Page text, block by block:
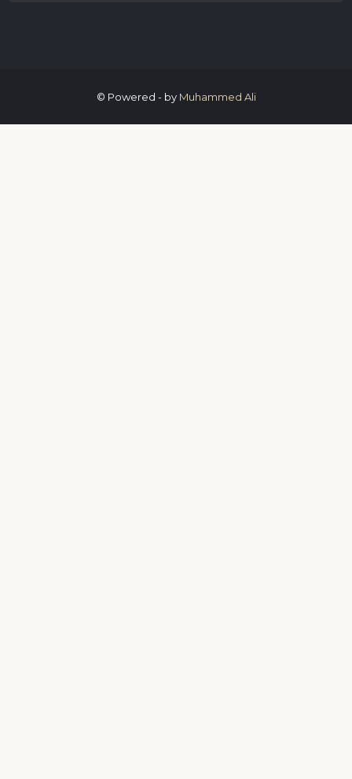
© Powered - by Muhammed Ali